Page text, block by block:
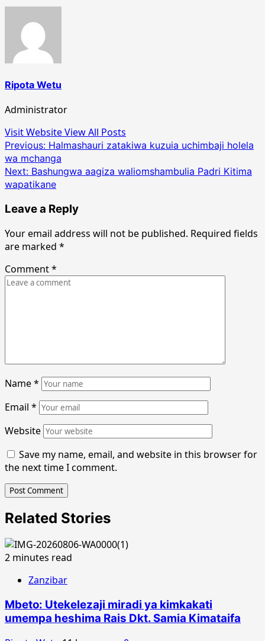
Ripota Wetu
Administrator
Visit WebsiteView All Posts
Post
navigation
Previous: Halmashauri zatakiwa kuzuia uchimbaji holela
wa mchanga
Next: Bashungwa aagiza waliomshambulia Padri Kitima
wapatikane
Leave a Reply
Your email address will not be published. Required fields
are marked *
Comment*
Name*
Email *
Website
Save my name, email, and website in this browser for
the next time I comment.
Related Stories
2 minutes read
Zanzibar
Mbeto: Utekelezaji miradi ya kimkakati
umempa heshima Rais Dkt. Samia Kimataifa